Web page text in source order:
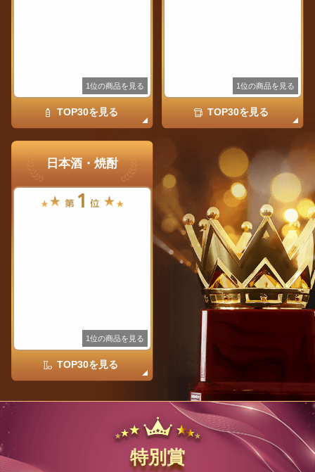
1位の商品を見る
TOP30を見る
1位の商品を見る
TOP30を見る
日本酒・焼酎
1位の商品を見る
TOP30を見る
特別賞